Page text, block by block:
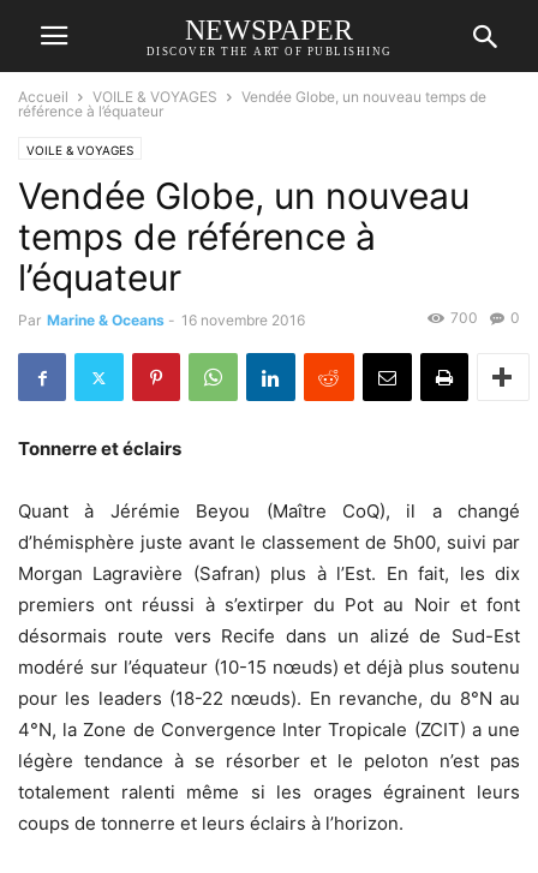
NEWSPAPER
DISCOVER THE ART OF PUBLISHING
Accueil VOILE & VOYAGES
Vendée Globe, un nouveau temps de
référence à l’équateur
VOILE & VOYAGES
Vendée Globe, un nouveau
temps de référence à
l’équateur
Par Marine & Oceans - 16 novembre 2016 0
700
Tonnerre et éclairs
Quant à Jérémie Beyou (Maître CoQ), il a changé
d’hémisphère juste avant le classement de 5h00, suivi par
Morgan Lagravière (Safran) plus à l’Est. En fait, les dix
premiers ont réussi à s’extirper du Pot au Noir et font
désormais route vers Recife dans un alizé de Sud-Est
modéré sur l’équateur (10-15 nœuds) et déjà plus soutenu
pour les leaders (18-22 nœuds). En revanche, du 8°N au
4°N, la Zone de Convergence Inter Tropicale (ZCIT) a une
légère tendance à se résorber et le peloton n’est pas
totalement ralenti même si les orages égrainent leurs
coups de tonnerre et leurs éclairs à l’horizon.